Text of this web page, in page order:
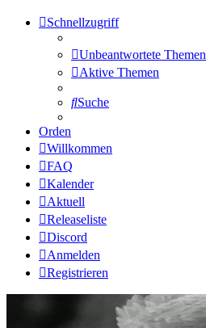
Schnellzugriff
Unbeantwortete Themen
Aktive Themen
Suche
Orden
Willkommen
FAQ
Kalender
Aktuell
Releaseliste
Discord
Anmelden
Registrieren